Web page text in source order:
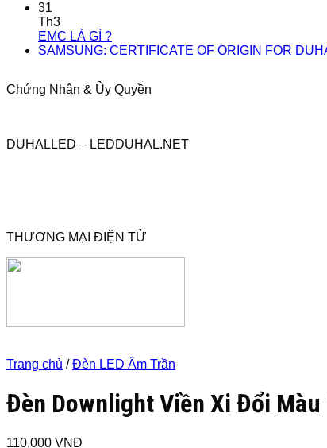
31
Th3
EMC LÀ GÌ ?
SAMSUNG: CERTIFICATE OF ORIGIN FOR
Chứng Nhận & Ủy Quyền
DUHALLED – LEDDUHAL.NET
THƯƠNG MẠI ĐIỆN TỬ
Trang chủ / Đèn LED Âm Trần
Đèn Downlight Viền Xi Đổi Màu
110,000 VNĐ